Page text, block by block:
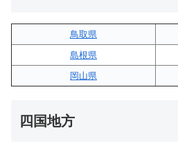
鳥取県
島根県
岡山県
四国地方